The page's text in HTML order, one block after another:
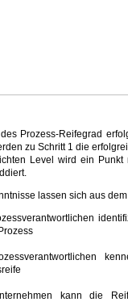
Prozess-Reifegrad
zu Schritt 1 die
Level wird ein
lassen sich aus
kann die